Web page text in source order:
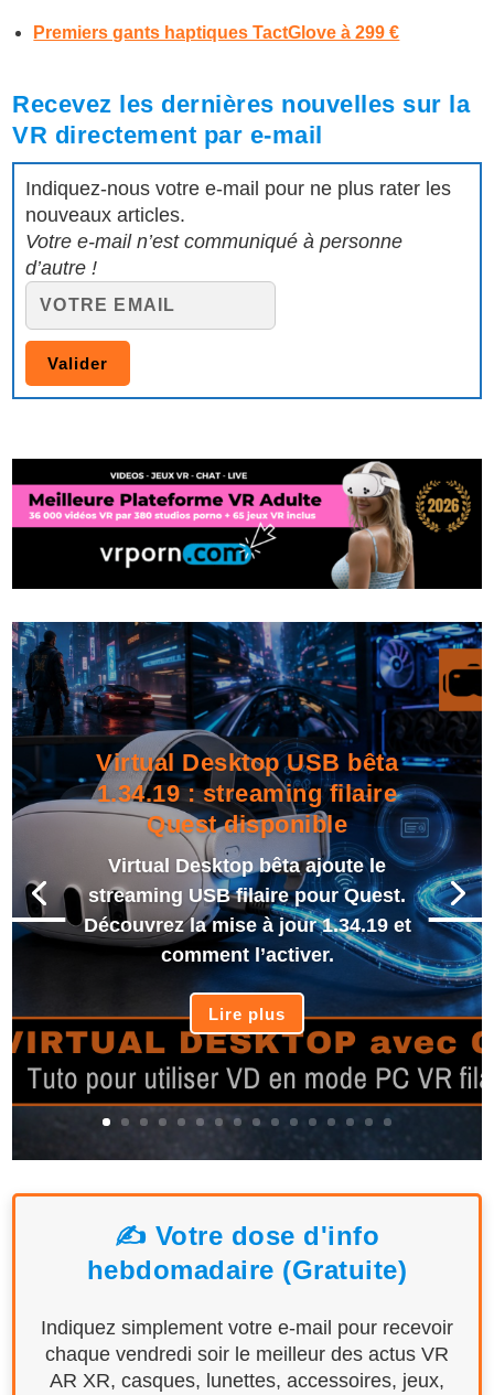
Premiers gants haptiques TactGlove à 299 €
Recevez les dernières nouvelles sur la
VR directement par e-mail
Indiquez-nous votre e-mail pour ne plus rater les
nouveaux articles.
Votre e-mail n’est communiqué à personne
d’autre !
Virtual Desktop USB bêta
1.34.19 : streaming filaire
Quest disponible
Virtual Desktop bêta ajoute le
streaming USB filaire pour Quest.
Découvrez la mise à jour 1.34.19 et
comment l’activer.
Lire plus
✍️ Votre dose d'info
hebdomadaire (Gratuite)
Indiquez simplement votre e-mail pour recevoir
chaque vendredi soir le meilleur des actus VR
AR XR, casques, lunettes, accessoires, jeux,